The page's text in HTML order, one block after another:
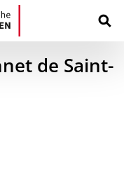
de Saint-